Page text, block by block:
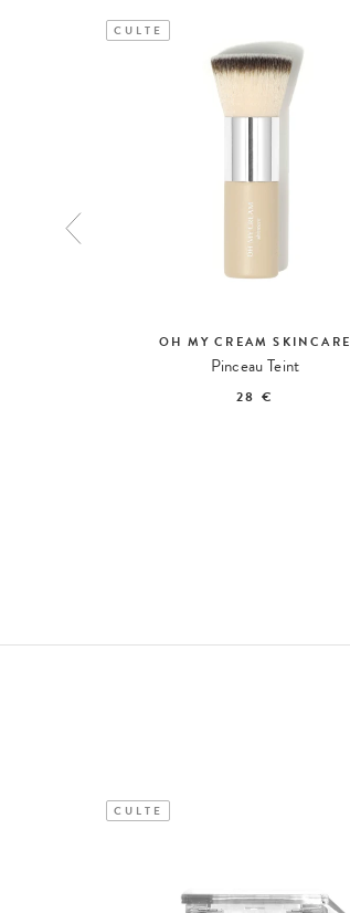
CULTE
OH MY CREAM SKINCARE
Pinceau Teint
28 €
CULTE